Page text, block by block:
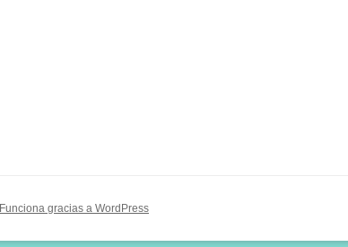
Funciona gracias a WordPress